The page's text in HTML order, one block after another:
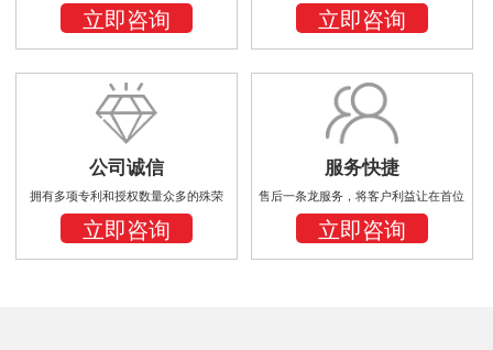
立即咨询 立即咨询
公司诚信
拥有多项专利和授权数量众多的殊荣
立即咨询
服务快捷
售后一条龙服务，将客户利益让在首位
立即咨询